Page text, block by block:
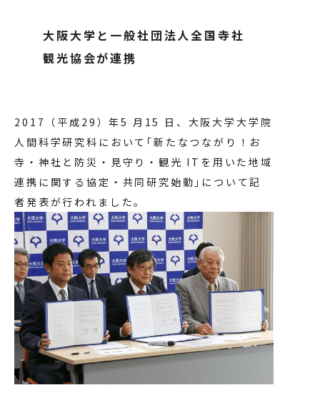
大阪大学と一般社団法人全国寺社
観光協会が連携
2017（平成29）年5 月15 日、大阪大学大学院
人間科学研究科において｢新たなつながり！お
寺・神社と防災・見守り・観光 ITを用いた地域
連携に関する協定・共同研究始動｣について記
者発表が行われました。